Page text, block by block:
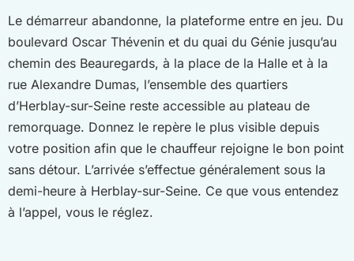
Le démarreur abandonne, la plateforme entre en jeu. Du
boulevard Oscar Thévenin et du quai du Génie jusqu’au
chemin des Beauregards, à la place de la Halle et à la
rue Alexandre Dumas, l’ensemble des quartiers
d’Herblay-sur-Seine reste accessible au plateau de
remorquage. Donnez le repère le plus visible depuis
votre position afin que le chauffeur rejoigne le bon point
sans détour. L’arrivée s’effectue généralement sous la
demi-heure à Herblay-sur-Seine. Ce que vous entendez
à l’appel, vous le réglez.